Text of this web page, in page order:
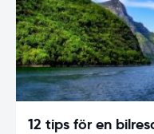
12 tips för en